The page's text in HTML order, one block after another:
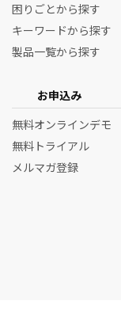
困りごとから探す
キーワードから探す
製品一覧から探す
お申込み
無料オンラインデモ
無料トライアル
メルマガ登録